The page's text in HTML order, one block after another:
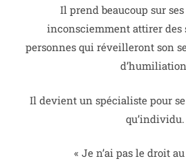
Il prend beaucoup sur
inconsciemment attirer des
personnes qui réveilleront son
Il devient un spécialiste pour
qu’individu.
« Je n’ai pas le droit